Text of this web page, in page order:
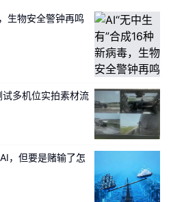
营成本将会更高。管理员将花
，而用于主动应用所需工具以
力和增强安全性的时间则会减
量
年推出）将其信号分成多
时接收数据。这项技术被称为正
生物安全警钟再鸣
多机位实拍素材流
，但要是赌输了怎